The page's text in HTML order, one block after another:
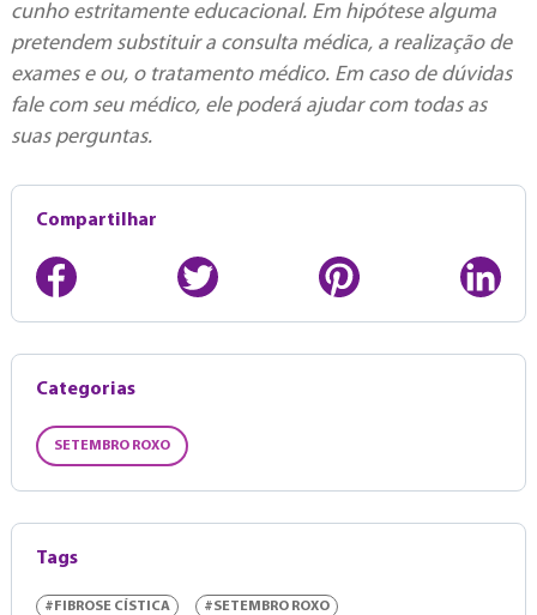
cunho estritamente educacional. Em hipótese alguma
pretendem substituir a consulta médica, a realização de
exames e ou, o tratamento médico. Em caso de dúvidas
fale com seu médico, ele poderá ajudar com todas as
suas perguntas.
Compartilhar
Categorias
SETEMBRO ROXO
Tags
#FIBROSE CÍSTICA #SETEMBRO ROXO